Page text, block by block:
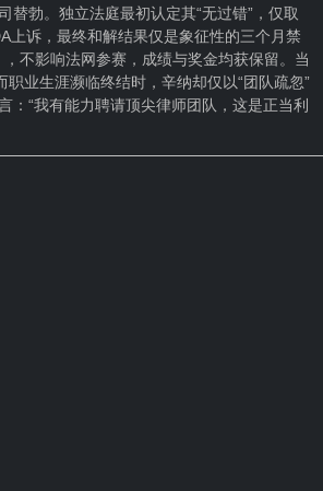
替勃。独立法庭最初认定其“无过错”，仅取
上诉，最终和解结果仅是象征性的三个月禁
不影响法网参赛，成绩与奖金均获保留。当
职业生涯濒临终结时，辛纳却仅以“团队疏忽”
：“我有能力聘请顶尖律师团队，这是正当利